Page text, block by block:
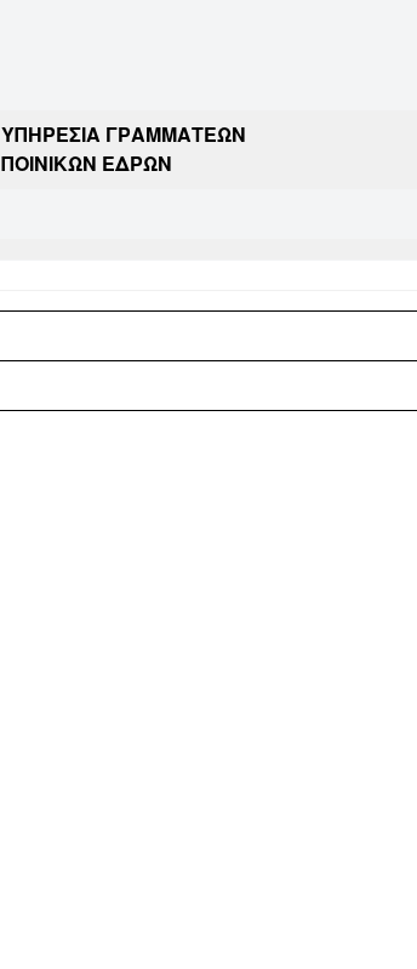
ΥΠΗΡΕΣΙΑ ΓΡΑΜΜΑΤΕΩΝ
ΠΟΙΝΙΚΩΝ ΕΔΡΩΝ